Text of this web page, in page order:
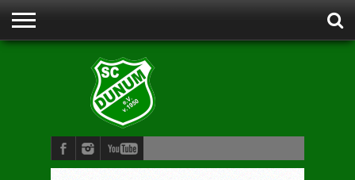
ANSPRECHPARTNER
SCHWIMMEN
KINDERTURNEN
BOGENSCHIESSEN
DAMENGYMNASTIK